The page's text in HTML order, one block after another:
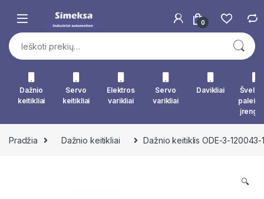
0
Ieškoti:
Dažnio
keitikliai
Servo
keitikliai
Elektros
varikliai
Servo
varikliai
Davikliai
Pradžia Dažnio keitikliai Dažnio keitiklis ODE-3-120043-
🔍